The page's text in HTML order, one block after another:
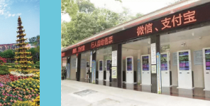
卡、月卡、
年卡